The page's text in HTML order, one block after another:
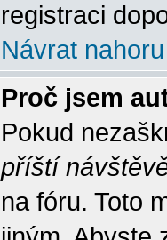
registraci
Návrat nahoru
Proč jsem
Pokud
příští
na fóru. Toto